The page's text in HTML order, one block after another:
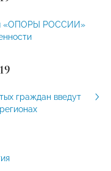
«ОПОРЫ РОССИИ»
граждан введут